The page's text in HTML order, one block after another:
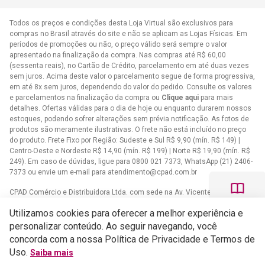
Todos os preços e condições desta Loja Virtual são exclusivos para
compras no Brasil através do site e não se aplicam as Lojas Físicas. Em
períodos de promoções ou não, o preço válido será sempre o valor
apresentado na finalização da compra. Nas compras até R$ 60,00
(sessenta reais), no Cartão de Crédito, parcelamento em até duas vezes
sem juros. Acima deste valor o parcelamento segue de forma progressiva,
em até 8x sem juros, dependendo do valor do pedido. Consulte os valores
e parcelamentos na finalização da compra ou Clique aqui para mais
detalhes. Ofertas válidas para o dia de hoje ou enquanto durarem nossos
estoques, podendo sofrer alterações sem prévia notificação. As fotos de
produtos são meramente ilustrativas. O frete não está incluído no preço
do produto. Frete Fixo por Região: Sudeste e Sul R$ 9,90 (mín. R$ 149) |
Centro-Oeste e Nordeste R$ 14,90 (mín. R$ 199) | Norte R$ 19,90 (mín. R$
249). Em caso de dúvidas, ligue para 0800 021 7373, WhatsApp (21) 2406-
7373 ou envie um e-mail para atendimento@cpad.com.br
CPAD Comércio e Distribuidora Ltda. com sede na Av. Vicente de Carvalho,
Casa Publicadora das Assembleias de Deus com sede na Av. Brasil,
34.401 - Bangu - CEP 21852-002 - Rio de Janeiro - RJCNPJ
33.608.332/0001-02
Utilizamos cookies para oferecer a melhor experiência e
personalizar conteúdo. Ao seguir navegando, você
concorda com a nossa Política de Privacidade e Termos de
Uso. Saiba mais